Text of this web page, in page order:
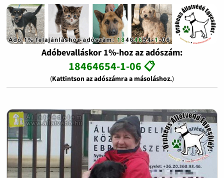
Adóbevalláskor 1%-hoz az adószám:
18464654-1-06 📋
(Kattintson az adószámra a másoláshoz.)